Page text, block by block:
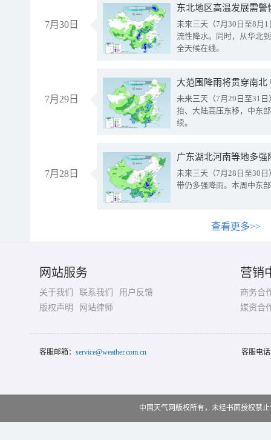
7月30日
东北地区高温发展需
未来三天（7月30日至8月
流性降水。同时，从华北
全天候在线。
7月29日
大范围降雨将贯穿南
未来三天（7月29日至31
抬、大陆高压东移，中东
续。
7月28日
广东湖北河南等地多
未来三天（7月28日至30
带仍多强降雨。本周中东
查看更多>>
网站服务
关于我们 联系我们
用户反馈
版权声明
网站律师
营销
商务合
媒资合
客服邮箱： service@weather.com.cn 客服电
中国天气网版权所有，未经书面授权